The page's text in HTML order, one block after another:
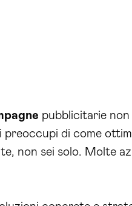
pubblicitarie
preoccupi di come
non sei solo. Molte